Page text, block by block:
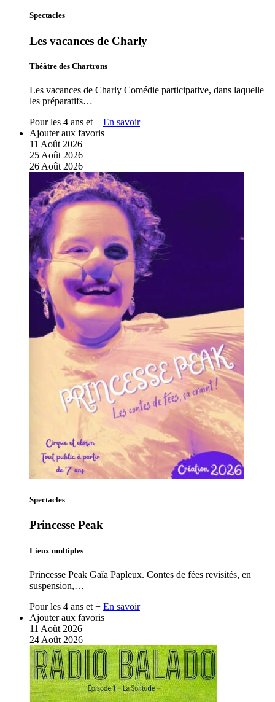
Spectacles
Les vacances de Charly
Théâtre des Chartrons
Les vacances de Charly Comédie participative, dans laquelle
les préparatifs…
Pour les 4 ans et + En savoir
Ajouter aux favoris
11 Août 2026
25 Août 2026
26 Août 2026
Spectacles
Princesse Peak
Lieux multiples
Princesse Peak Gaïa Papleux. Contes de fées revisités, en
suspension,…
Pour les 4 ans et + En savoir
Ajouter aux favoris
11 Août 2026
24 Août 2026